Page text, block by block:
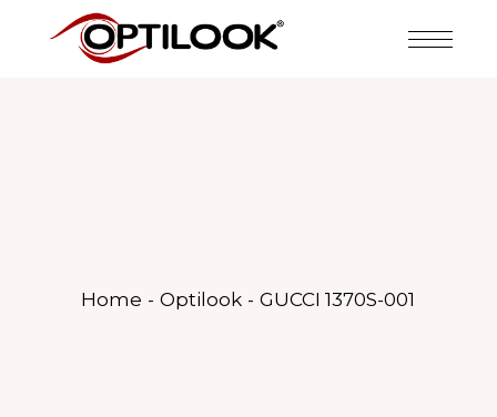
Home Optilook GUCCI 1370S-001